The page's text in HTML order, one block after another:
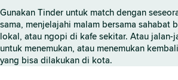
Gunakan Tinder untuk match dengan
sama, menjelajahi malam bersama sahabat
lokal, atau ngopi di kafe sekitar. Atau jalan-
untuk menemukan, atau menemukan
yang bisa dilakukan di kota.